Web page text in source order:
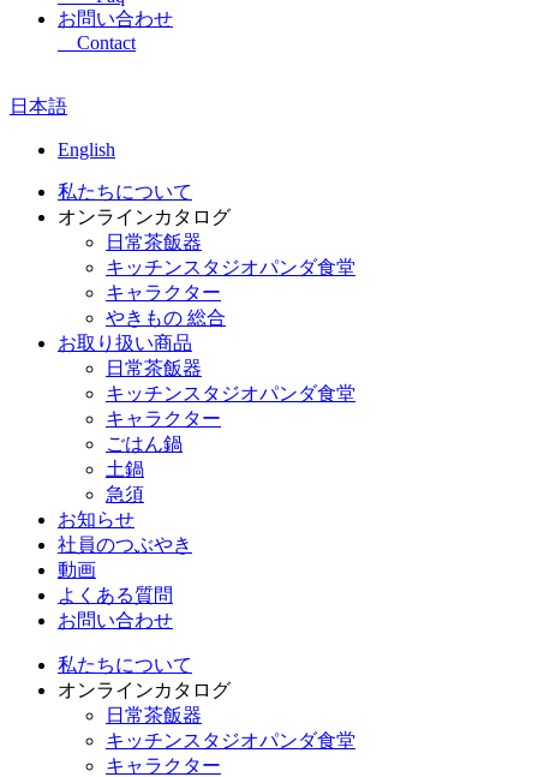
お問い合わせ
Contact
日本語
English
私たちについて
オンラインカタログ
日常茶飯器
キッチンスタジオパンダ食堂
キャラクター
やきもの 総合
お取り扱い商品
日常茶飯器
キッチンスタジオパンダ食堂
キャラクター
ごはん鍋
土鍋
急須
お知らせ
社員のつぶやき
動画
よくある質問
お問い合わせ
私たちについて
オンラインカタログ
日常茶飯器
キッチンスタジオパンダ食堂
キャラクター